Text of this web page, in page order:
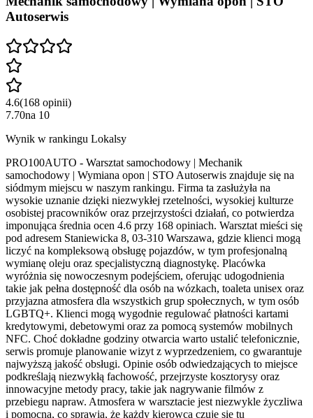
Autoserwis
4.6(168 opinii)
7.70na 10
Wynik w rankingu Lokalsy
PRO100AUTO - Warsztat samochodowy | Mechanik
samochodowy | Wymiana opon | STO Autoserwis znajduje się na
siódmym miejscu w naszym rankingu. Firma ta zasłużyła na
wysokie uznanie dzięki niezwykłej rzetelności, wysokiej kulturze
osobistej pracowników oraz przejrzystości działań, co potwierdza
imponująca średnia ocen 4.6 przy 168 opiniach. Warsztat mieści się
pod adresem Staniewicka 8, 03-310 Warszawa, gdzie klienci mogą
liczyć na kompleksową obsługę pojazdów, w tym profesjonalną
wymianę oleju oraz specjalistyczną diagnostykę. Placówka
wyróżnia się nowoczesnym podejściem, oferując udogodnienia
takie jak pełna dostępność dla osób na wózkach, toaleta unisex oraz
przyjazna atmosfera dla wszystkich grup społecznych, w tym osób
LGBTQ+. Klienci mogą wygodnie regulować płatności kartami
kredytowymi, debetowymi oraz za pomocą systemów mobilnych
NFC. Choć dokładne godziny otwarcia warto ustalić telefonicznie,
serwis promuje planowanie wizyt z wyprzedzeniem, co gwarantuje
najwyższą jakość obsługi. Opinie osób odwiedzających to miejsce
podkreślają niezwykłą fachowość, przejrzyste kosztorysy oraz
innowacyjne metody pracy, takie jak nagrywanie filmów z
przebiegu napraw. Atmosfera w warsztacie jest niezwykle życzliwa
i pomocna, co sprawia, że każdy kierowca czuje się tu